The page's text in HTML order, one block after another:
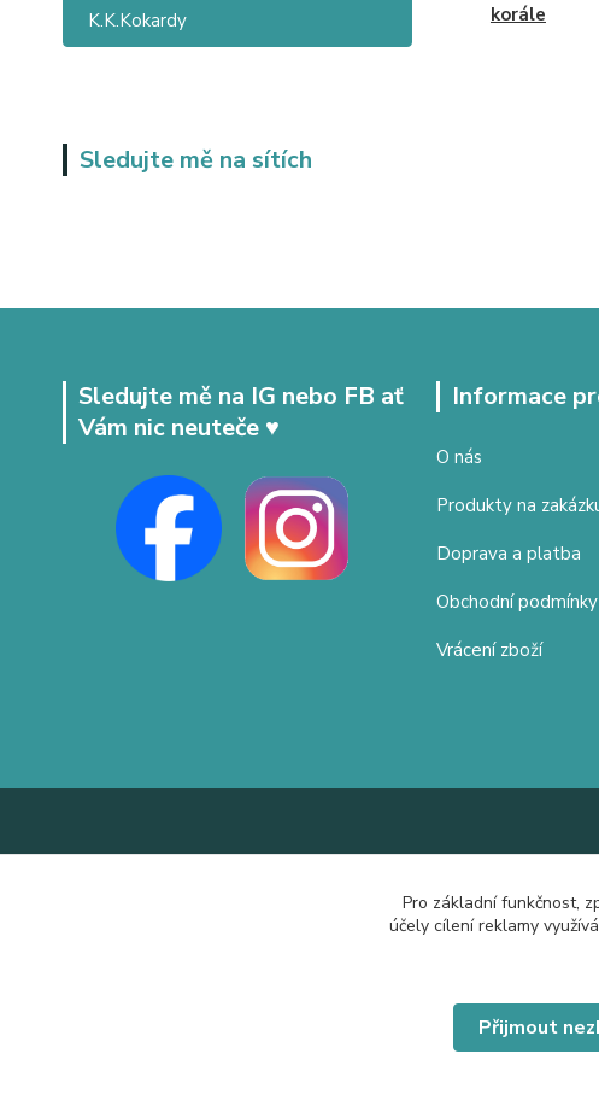
K.K.Kokardy
Sledujte mě na sítích
korále
Sledujte mě na IG nebo FB ať
Vám nic neuteče ♥
Informace
O nás
Produkty na
Doprava a platba
Obchodní podmínky
Vrácení zboží
Pro základní funkčnost,
účely cílení reklamy
Přijmout